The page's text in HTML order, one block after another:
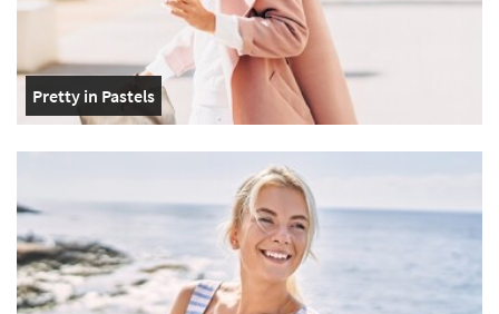
Pretty in Pastels